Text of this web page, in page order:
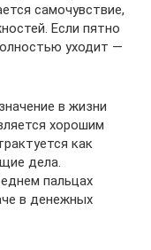
самочувствие,
Если пятно
уходит —
в жизни
хорошим
как
дела.
пальцах
в денежных